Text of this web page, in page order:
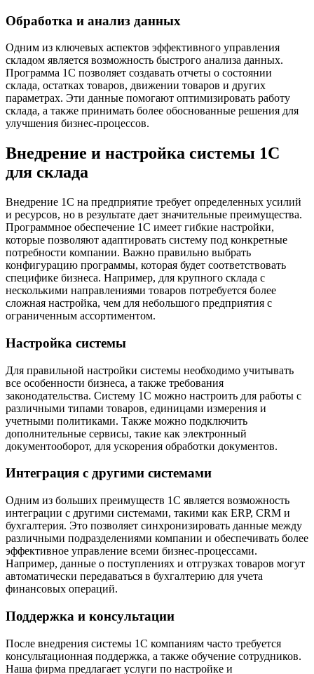
Обработка и анализ данных
Одним из ключевых аспектов эффективного управления
складом является возможность быстрого анализа данных.
Программа 1С позволяет создавать отчеты о состоянии
склада, остатках товаров, движении товаров и других
параметрах. Эти данные помогают оптимизировать работу
склада, а также принимать более обоснованные решения для
улучшения бизнес-процессов.
Внедрение и настройка системы 1С
для склада
Внедрение 1С на предприятие требует определенных усилий
и ресурсов, но в результате дает значительные преимущества.
Программное обеспечение 1С имеет гибкие настройки,
которые позволяют адаптировать систему под конкретные
потребности компании. Важно правильно выбрать
конфигурацию программы, которая будет соответствовать
специфике бизнеса. Например, для крупного склада с
несколькими направлениями товаров потребуется более
сложная настройка, чем для небольшого предприятия с
ограниченным ассортиментом.
Настройка системы
Для правильной настройки системы необходимо учитывать
все особенности бизнеса, а также требования
законодательства. Систему 1С можно настроить для работы с
различными типами товаров, единицами измерения и
учетными политиками. Также можно подключить
дополнительные сервисы, такие как электронный
документооборот, для ускорения обработки документов.
Интеграция с другими системами
Одним из больших преимуществ 1С является возможность
интеграции с другими системами, такими как ERP, CRM и
бухгалтерия. Это позволяет синхронизировать данные между
различными подразделениями компании и обеспечивать более
эффективное управление всеми бизнес-процессами.
Например, данные о поступлениях и отгрузках товаров могут
автоматически передаваться в бухгалтерию для учета
финансовых операций.
Поддержка и консультации
После внедрения системы 1С компаниям часто требуется
консультационная поддержка, а также обучение сотрудников.
Наша фирма предлагает услуги по настройке и